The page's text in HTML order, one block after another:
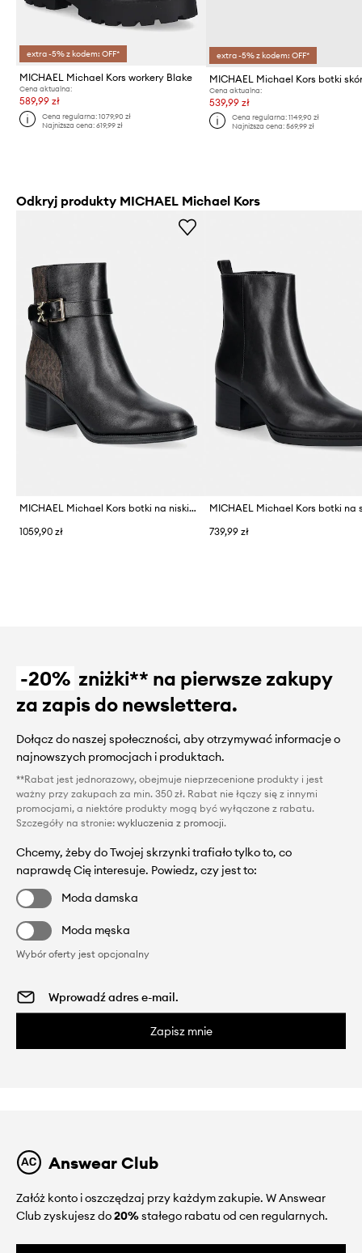
extra -5% z kodem: OFF*
MICHAEL Michael Kors workery Blake
Cena aktualna:
589,99 zł
Cena regularna:1079,90 zł
Najniższa cena:619,99 zł
extra -5% z kodem: OFF*
Cena aktualna:
539,99 zł
Cena regularna: 1149,90 zł
Najniższa cena: 569,99 zł
Odkryj produkty MICHAEL Michael Kors
MICHAEL Michael Kors botki na niskim obcasie damskie Rachel Heeled Bootie
1059,90 zł
739,99 zł
-20% zniżki** na pierwsze zakupy
za zapis do newslettera.
Dołącz do naszej społeczności, aby otrzymywać informacje o
najnowszych promocjach i produktach.
**Rabat jest jednorazowy, obejmuje nieprzecenione produkty i jest
ważny przy zakupach za min. 350 zł. Rabat nie łączy się z innymi
promocjami, a niektóre produkty mogą być wyłączone z rabatu.
Szczegóły na stronie: wykluczenia z promocji.
Chcemy, żeby do Twojej skrzynki trafiało tylko to, co
naprawdę Cię interesuje. Powiedz, czy jest to:
Moda damska
Moda męska
Wybór oferty jest opcjonalny
Zapisz mnie
Answear Club
Załóż konto i oszczędzaj przy każdym zakupie. W Answear
Club zyskujesz do20%stałego rabatu od cen regularnych.